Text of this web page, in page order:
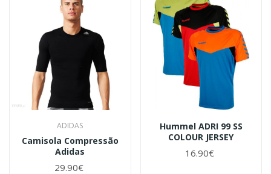
ADIDAS
Camisola Compressão
Adidas
29.90€
Hummel ADRI 99 SS
COLOUR JERSEY
16.90€